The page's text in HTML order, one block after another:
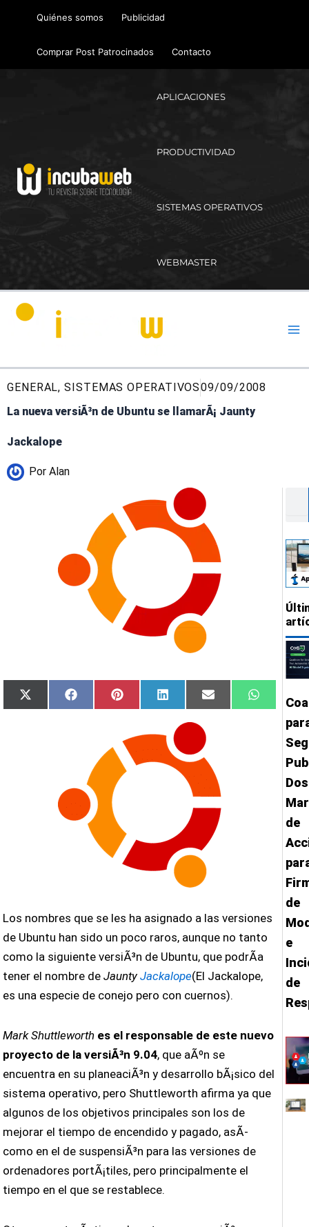
Quiénes somos Publicidad
Comprar Post Patrocinados Contacto
APLICACIONES
PRODUCTIVIDAD
SISTEMAS OPERATIVOS
WEBMASTER
GENERAL,SISTEMAS OPERATIVOS09/09/2008
La nueva versiÃ³n de Ubuntu se llamarÃ¡ Jaunty
Jackalope
Por Alan
Compartir
en
X
(Twitter)
Compartir
en
FacebookCompartir
en
PinterestCompartir
en
LinkedIn Compartir
en
Email
en
Los nombres que se les ha asignado a las versiones
de Ubuntu han sido un poco raros, aunque no tanto
como la siguiente versiÃ³n de Ubuntu, que podrÃ­a
tener el nombre deJauntyJackalope(El Jackalope,
es una especie de conejo pero con cuernos).
Mark Shuttleworth es el responsable de este nuevo
proyecto de la versiÃ³n 9.04, que aÃºn se
encuentra en su planeaciÃ³n y desarrollo bÃ¡sico del
sistema operativo, pero Shuttleworth afirma ya que
algunos de los objetivos principales son los de
mejorar el tiempo de encendido y pagado, asÃ­
como en el de suspensiÃ³n para las versiones de
ordenadores portÃ¡tiles, pero principalmente el
tiempo en el que se restablece.
Dos
de
de
e
de